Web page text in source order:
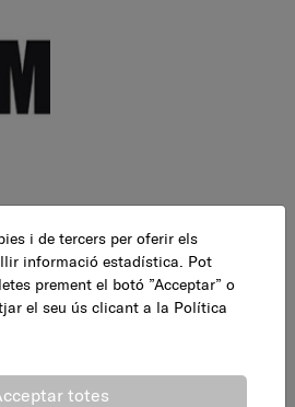
i de tercers per oferir els
informació estadística. Pot
prement el botó ”Acceptar” o
el seu ús clicant a la Política
totes